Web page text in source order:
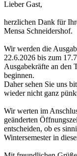
Lieber Gast,
herzlichen Dank für
Mensa Schneidershof.
Wir werden die
22.6.2026 bis zum
Ausgabekräfte an den
beginnen.
Daher sehen Sie uns
wieder nicht ganz
Wir werten im
geänderten
entscheiden, ob es
Wintersemester in